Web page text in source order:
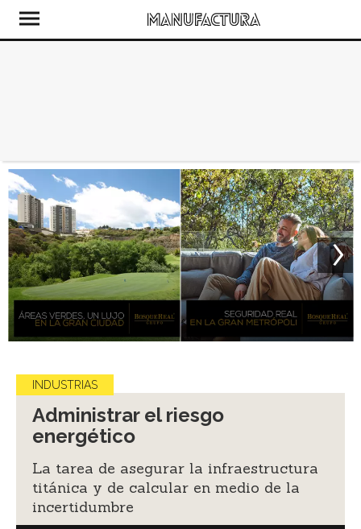
INDUSTRIAS
Administrar el riesgo
energético
La tarea de asegurar la infraestructura
titánica y de calcular en medio de la
incertidumbre